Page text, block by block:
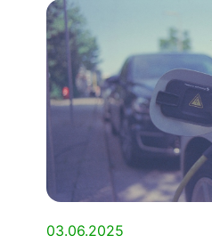
03.06.2025